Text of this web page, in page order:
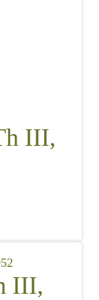
III,
III,